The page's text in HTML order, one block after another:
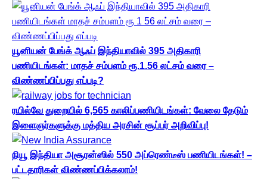
யூனியன் பேங்க் ஆஃப் இந்தியாவில் 395 அதிகாரி
பணியிடங்கள்: மாதச் சம்பளம் ரூ.1.56 லட்சம் வரை –
விண்ணப்பிப்பது எப்படி?
ரயில்வே துறையில் 6,565 காலிப்பணியிடங்கள்: வேலை தேடும்
இளைஞர்களுக்கு மத்திய அரசின் சூப்பர் அறிவிப்பு!
நியூ இந்தியா அசூரன்ஸில் 550 அப்ரெண்டீஸ் பணியிடங்கள்! –
பட்டதாரிகள் விண்ணப்பிக்கலாம்!